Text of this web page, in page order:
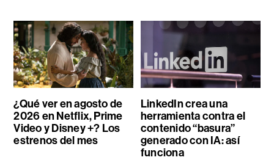
¿Qué ver en agosto de
2026 en Netflix, Prime
Video y Disney +? Los
estrenos del mes
LinkedIn crea una
herramienta contra el
contenido “basura”
generado con IA: así
funciona